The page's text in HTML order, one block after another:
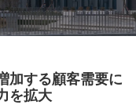
する顧客需要に
を拡大